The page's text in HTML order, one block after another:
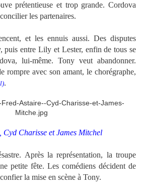
prétentieuse et trop grande. Cordova
les partenaires.
et les ennuis aussi. Des disputes
puis entre Lily et Lester, enfin de tous se
lui-même. Tony veut abandonner.
rompre avec son amant, le chorégraphe,
).
Cyd Charisse et James Mitchel
Après la représentation, la troupe
petite fête. Les comédiens décident de
la mise en scène à Tony.